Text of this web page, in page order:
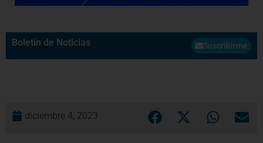
Boletín de Noticias Suscribirme
diciembre 4, 2023